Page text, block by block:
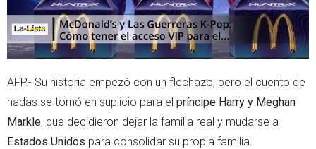
AFP.- Su historia empezó con un flechazo, pero el cuento de
hadas se tornó en suplicio para el príncipe Harry y Meghan
Markle, que decidieron dejar la familia real y mudarse a
Estados Unidos para consolidar su propia familia.